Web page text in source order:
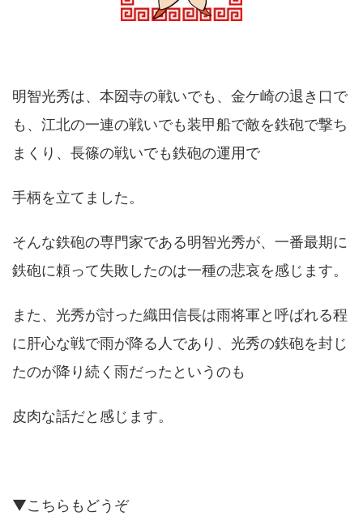
明智光秀は、本圀寺の戦いでも、金ケ崎の退き口で
も、江北の一連の戦いでも装甲船で敵を鉄砲で撃ち
まくり、長篠の戦いでも鉄砲の運用で
手柄を立てました。
そんな鉄砲の専門家である明智光秀が、一番最期に
鉄砲に頼って失敗したのは一種の悲哀を感じます。
また、光秀が討った織田信長は雨将軍と呼ばれる程
に肝心な戦で雨が降る人であり、光秀の鉄砲を封じ
たのが降り続く雨だったというのも
皮肉な話だと感じます。
▼こちらもどうぞ